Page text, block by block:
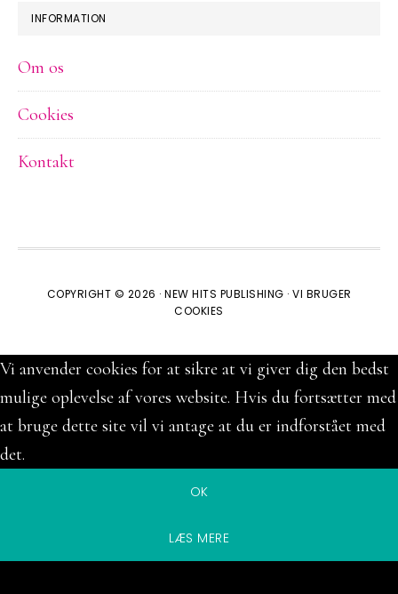
INFORMATION
Om os
Cookies
Kontakt
COPYRIGHT © 2026 · NEW HITS PUBLISHING · VI BRUGER
COOKIES
Vi anvender cookies for at sikre at vi giver dig den bedst
mulige oplevelse af vores website. Hvis du fortsætter med
at bruge dette site vil vi antage at du er indforstået med
det.
OK
LÆS MERE